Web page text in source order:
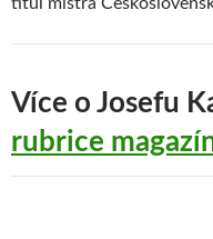
Více o Josefu
rubrice